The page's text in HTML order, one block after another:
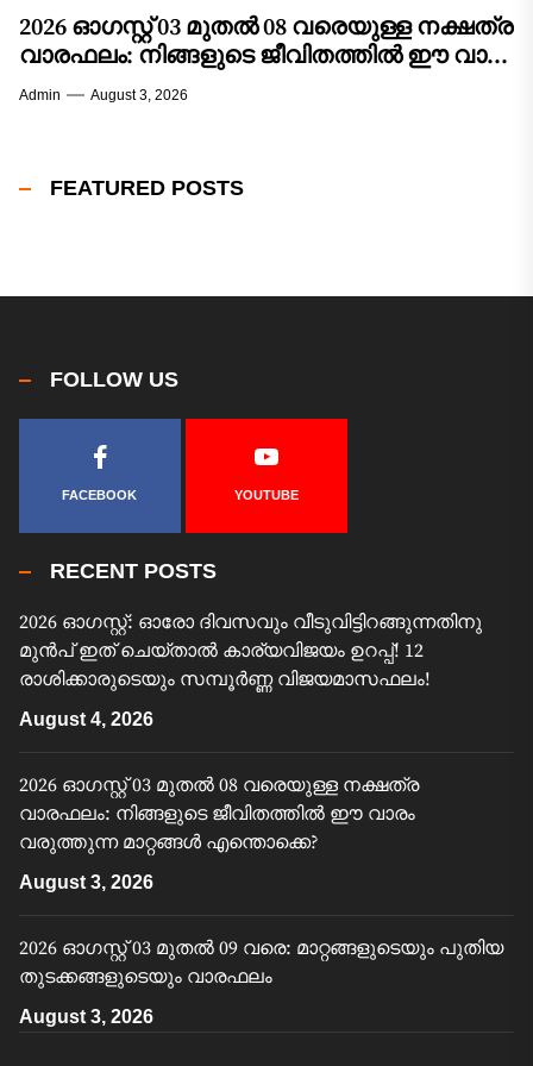
2026 ഓഗസ്റ്റ് 03 മുതൽ 08 വരെയുള്ള നക്ഷത്ര
വാരഫലം: നിങ്ങളുടെ ജീവിതത്തിൽ ഈ വാരം
വരുത്തുന്ന മാറ്റങ്ങൾ എന്തൊക്കെ?
Admin August 3, 2026
FEATURED POSTS
FOLLOW US
FACEBOOK YOUTUBE
RECENT POSTS
2026 ഓഗസ്റ്റ്: ഓരോ ദിവസവും വീടുവിട്ടിറങ്ങുന്നതിനു
മുൻപ് ഇത് ചെയ്താൽ കാര്യവിജയം ഉറപ്പ്! 12
രാശിക്കാരുടെയും സമ്പൂർണ്ണ വിജയമാസഫലം!
August 4, 2026
2026 ഓഗസ്റ്റ് 03 മുതൽ 08 വരെയുള്ള നക്ഷത്ര
വാരഫലം: നിങ്ങളുടെ ജീവിതത്തിൽ ഈ വാരം
വരുത്തുന്ന മാറ്റങ്ങൾ എന്തൊക്കെ?
August 3, 2026
2026 ഓഗസ്റ്റ് 03 മുതൽ 09 വരെ: മാറ്റങ്ങളുടെയും പുതിയ
തുടക്കങ്ങളുടെയും വാരഫലം
August 3, 2026